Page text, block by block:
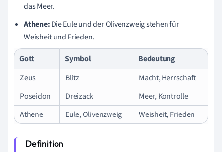
das Meer.
Athene:Die Eule und der Olivenzweig stehen für
Weisheit und Frieden.
Gott
Symbol
Bedeutung
Zeus
Blitz
Macht, Herrschaft
Poseidon
Dreizack
Meer, Kontrolle
Athene
Eule, Olivenzweig Weisheit, Frieden